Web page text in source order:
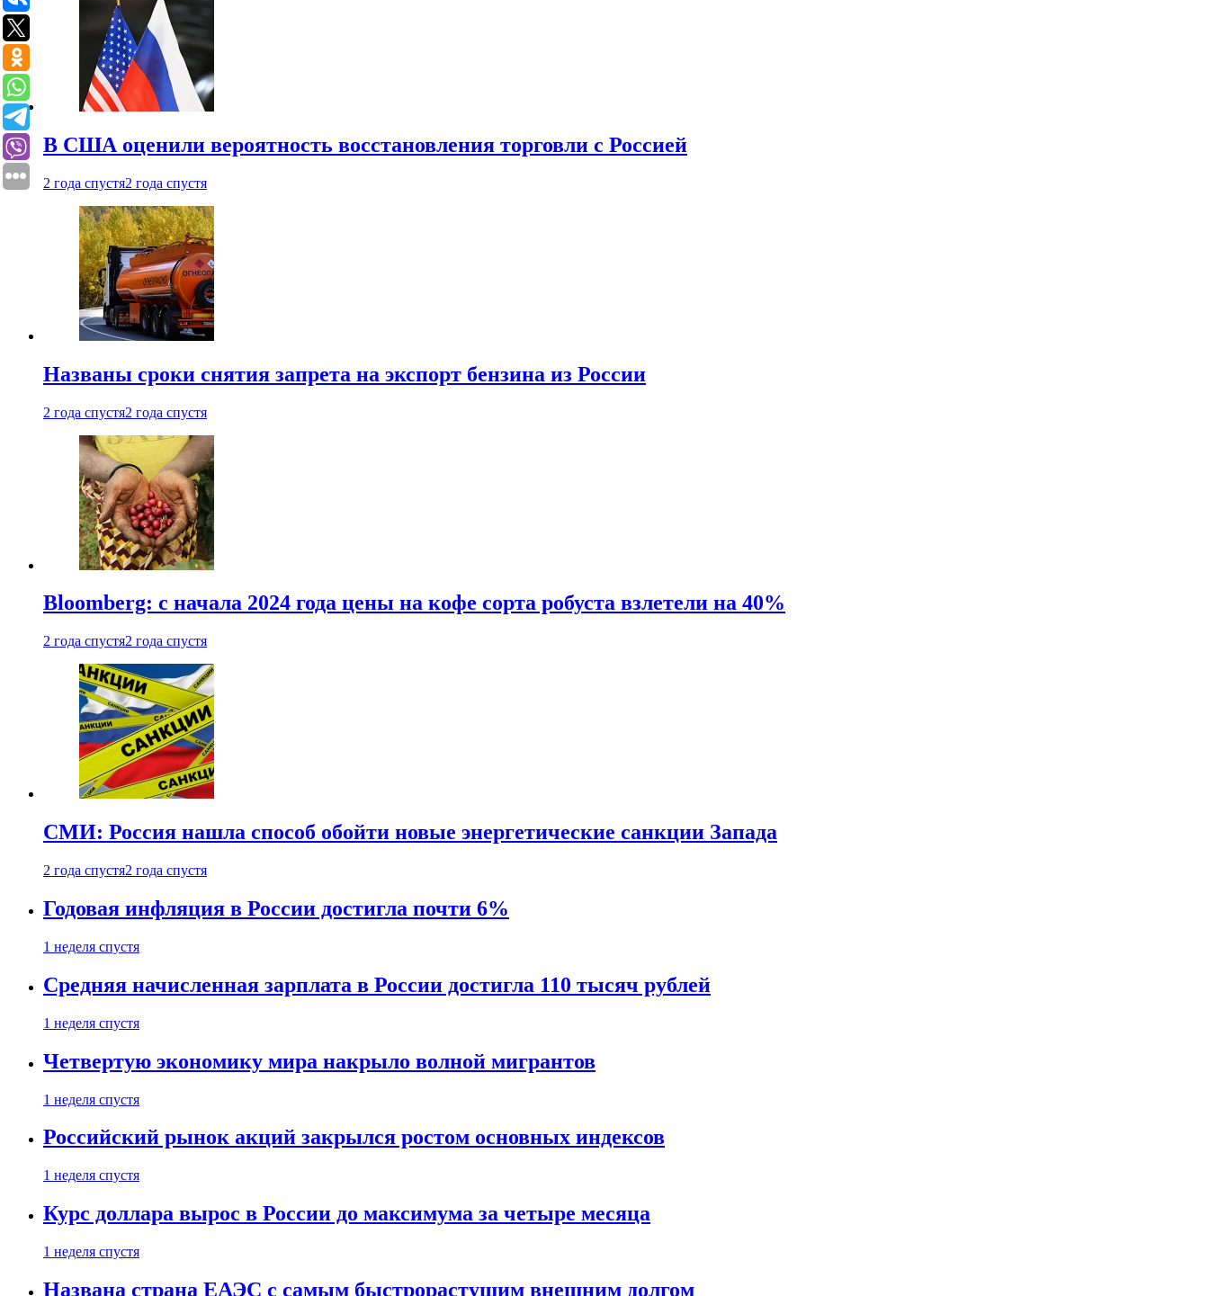
В США оценили вероятность восстановления торговли с Россией
2 года спустя2 года спустя
Названы сроки снятия запрета на экспорт бензина из России
2 года спустя2 года спустя
Bloomberg: с начала 2024 года цены на кофе сорта робуста взлетели на 40%
2 года спустя2 года спустя
СМИ: Россия нашла способ обойти новые энергетические санкции Запада
2 года спустя2 года спустя
Годовая инфляция в России достигла почти 6%
1 неделя спустя
Средняя начисленная зарплата в России достигла 110 тысяч рублей
1 неделя спустя
Четвертую экономику мира накрыло волной мигрантов
1 неделя спустя
Российский рынок акций закрылся ростом основных индексов
1 неделя спустя
Курс доллара вырос в России до максимума за четыре месяца
1 неделя спустя
Названа страна ЕАЭС с самым быстрорастущим внешним долгом